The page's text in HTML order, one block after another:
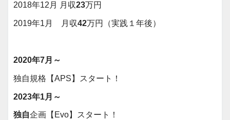
2018年12月 月収23万円
2019年1月 月収42万円（実践１年後）
2020年7月～
独自規格【APS】スタート！
2023年1月～
独自企画【Evo】スタート！